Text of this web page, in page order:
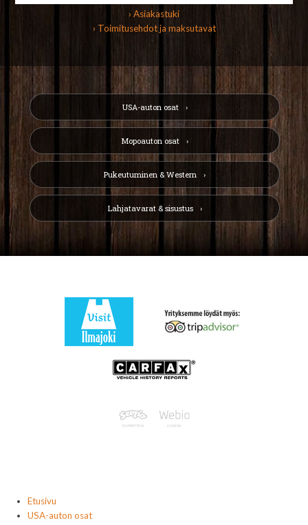
› Asiakastuki
› Toimitusehdot ja maksutavat
USA-auton osat
Mopoauton osat
Pukeutuminen & Western
Lahjatavarat & sisustus
Etusivu
USA-auton osat